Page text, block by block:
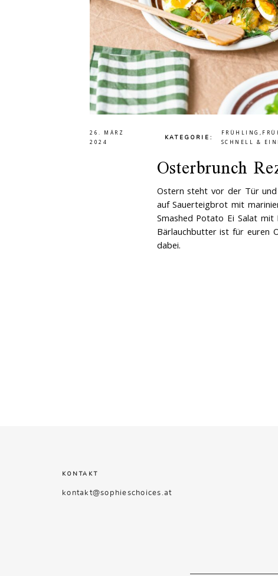
26. MÄRZ
2024
KATEGORIE
FRÜHLING ,
SCHNELL &
Osterbrunch
Ostern steht vor der Tür
auf Sauerteigbrot mit
Smashed Potato Ei Salat mit
Bärlauchbutter ist für euren
dabei.
KONTAKT
kontakt@sophieschoices.at